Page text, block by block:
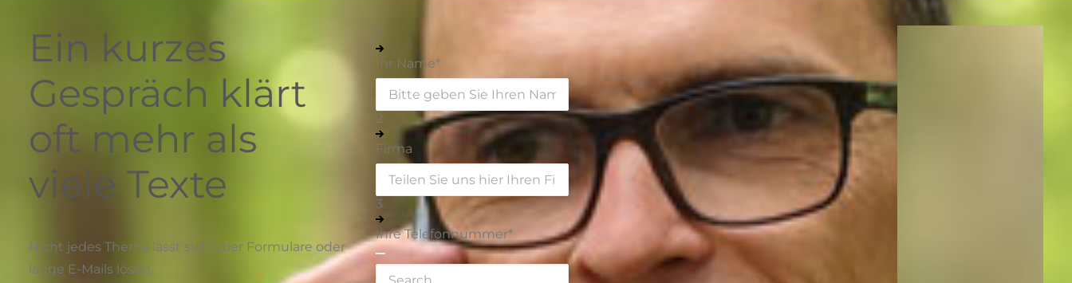
Ein kurzes
Gespräch klärt
oft mehr als
viele Texte
Nicht jedes Thema lässt sich über Formulare oder
lange E-Mails lösen.
1
Ihr Name*
2
Firma
3
Ihre Telefonnummer*